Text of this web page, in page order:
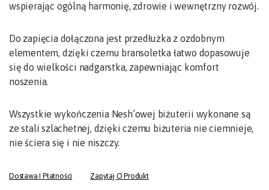
wspierając ogólną harmonię, zdrowie i wewnętrzny rozwój.
Do zapięcia dołączona jest przedłużka z ozdobnym
elementem, dzięki czemu bransoletka łatwo dopasowuje
się do wielkości nadgarstka, zapewniając komfort
noszenia.
Wszystkie wykończenia Nesh’owej biżuterii wykonane są
ze stali szlachetnej, dzięki czemu biżuteria nie ciemnieje,
nie ściera się i nie niszczy.
Dostawa I Płatności Zapytaj O Produkt